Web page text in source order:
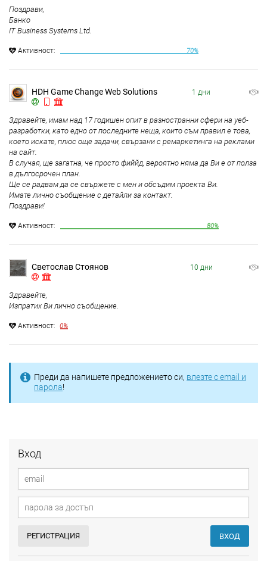
Вход
РЕГИСТРАЦИЯ ВХОД
Поздрави,
Банко
IT Business Systems Ltd.
Aктивност: 70%
HDH Game Change Web Solutions
Здравейте, имам над 17 годишен опит в разностранни сфери на уеб-
разработки, като едно от последните неща, които съм правил е това,
което искате, плюс още задачи, свързани с ремаркетинга на реклами
на сайт.
В случая, ще загатна, че просто фиййд, вероятно няма да Ви е от полза
в дългосрочен план.
Ще се радвам да се свържете с мен и обсъдим проекта Ви.
Имате лично съобщение с детайли за контакт.
Поздрави!
Aктивност: 80%
1 дни
Светослав Стоянов
Здравейте,
Изпратих Ви лично съобщение.
Aктивност: 0%
10 дни
Преди да напишете предложението си, влезте с email и
парола!